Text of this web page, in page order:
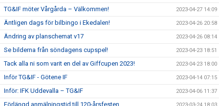
TG&IF möter Vårgårda – Välkommen! 2023-04-27 14:09
Äntligen dags för bilbingo i Ekedalen! 2023-04-26 20:58
Ändring av planschemat v17 2023-04-26 08:14
Se bilderna från söndagens cupspel! 2023-04-23 18:51
Tack alla ni som varit en del av Giffcupen 2023! 2023-04-23 18:00
Inför TG&IF - Götene IF 2023-04-14 07:15
Inför: IFK Uddevalla – TG&IF 2023-04-06 11:37
Förlängd anmälningstid till 120-årsfesten